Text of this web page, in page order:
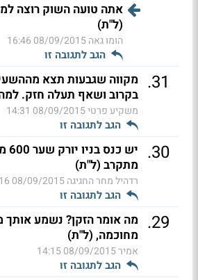
אתה טועה השוק רוצה
(ל"ת)
הומו גאה08/09/2015 16:46
הגב לתגובה זו
31
. מקווה שגבעות תצא
בקרוב ושאף תעלה חזק. למה לא
משקיע פרטי08/09/2015 14:31
הגב לתגובה זו
30
.
יש
מתקרב (ל"ת)
רדהיל מחר החגיגה08/09/2015 14:16
הגב לתגובה זו
29
. מה אומר הזקן? נשמע אותך
מחוכמה, (ל"ת)
אמיר08/09/2015 14:15
הגב לתגובה זו